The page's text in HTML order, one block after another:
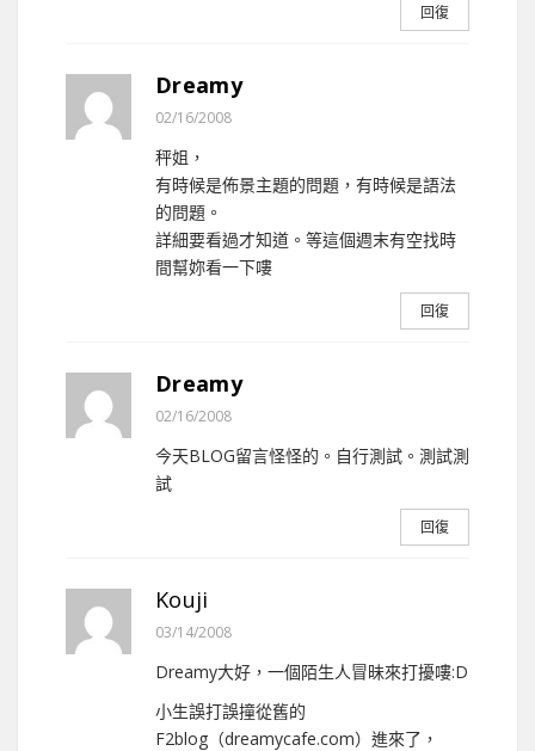
回復
Dreamy
02/16/2008
秤姐，
有時候是佈景主題的問題，有時候是語法
的問題。
詳細要看過才知道。等這個週末有空找時
間幫妳看一下嘍
回復
Dreamy
02/16/2008
今天BLOG留言怪怪的。自行測試。測試測
試
回復
Kouji
03/14/2008
Dreamy大好，一個陌生人冒昧來打擾嘍:D
小生誤打誤撞從舊的
F2blog（dreamycafe.com）進來了，